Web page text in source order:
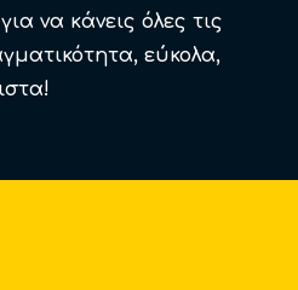
να κάνεις όλες τις
εύκολα,